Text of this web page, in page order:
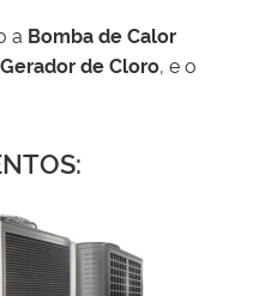
a Bomba de Calor
Gerador de Cloro, e o